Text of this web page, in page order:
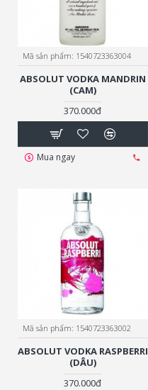
Mã sản phẩm: 1540723363004
ABSOLUT VODKA MANDRIN
(CAM)
370.000đ
Mua ngay
Mã sản phẩm: 1540723363002
ABSOLUT VODKA RASPBERRI
(DÂU)
370.000đ